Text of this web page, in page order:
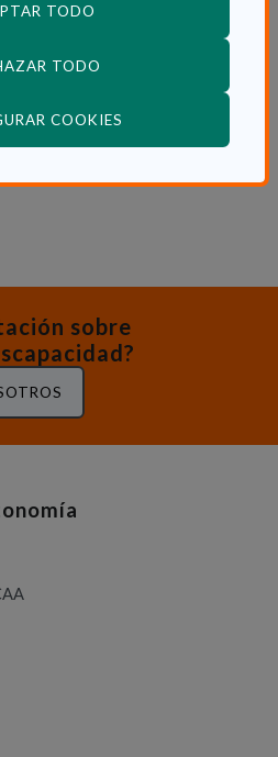
TODO
TODO
COOKIES
sobre